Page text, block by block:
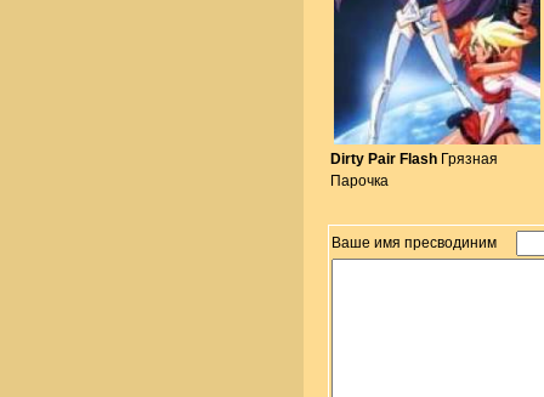
Dirty Pair Flash Грязная
Парочка
Ваше имя пресводиним